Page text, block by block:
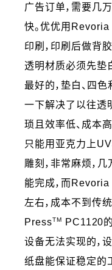
广告订单，需要几
快。优优用
印刷，印刷后做背
透明材质必须先垫
最好的，垫白、四
一下解决了以往透
琐且效率低、成本
只能用亚克力上UV
雕刻，非常麻烦，
能完成，而
左右，成本不到传
PressTM
PC1120
设备无法实现的，
纸盘能保证稳定的